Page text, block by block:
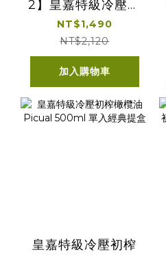
2】皇嘉特級冷壓初
榨橄欖油
Arbequina
500ml 贈皇嘉
100ml*1+25ml*1
NT$1,490
NT$2,120
加入購物車
皇嘉特級冷壓初榨